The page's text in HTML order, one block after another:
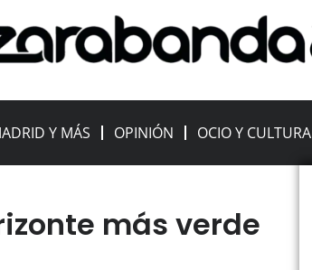
Y MÁS OPINIÓN OCIO Y CULTURA
más verde